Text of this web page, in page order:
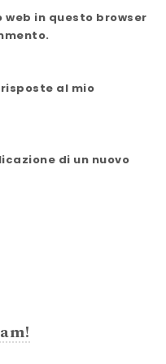
web in questo browser
al mio
di un nuovo